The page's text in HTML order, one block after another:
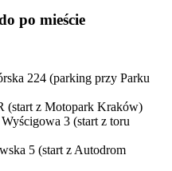
po mieście
224 (parking przy Parku
(start z Motopark Kraków)
3 (start z toru
5 (start z Autodrom